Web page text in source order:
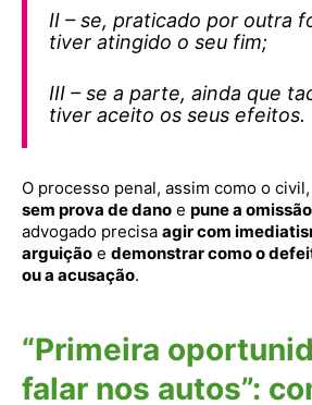
II – se, praticado por outra
tiver atingido o seu fim;
III – se a parte, ainda que
tiver aceito os seus efeitos.
O processo penal, assim como o civil,
sem prova de dano e pune a
advogado precisa agir com
arguição e demonstrar como o
ou a acusação.
“Primeira
falar nos autos”: